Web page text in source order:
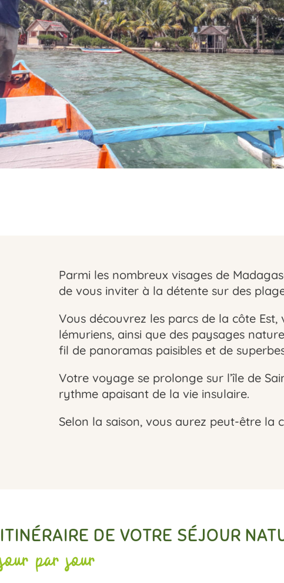
Parmi les nombreux visages de
de vous inviter à la détente sur des
Vous découvrez les parcs de la côte
lémuriens, ainsi que des paysages
fil de panoramas paisibles et de
Votre voyage se prolonge sur l’île de
rythme apaisant de la vie insulaire.
Selon la saison, vous aurez peut-être la
ITINÉRAIRE DE VOTRE SÉJOUR
jour par jour